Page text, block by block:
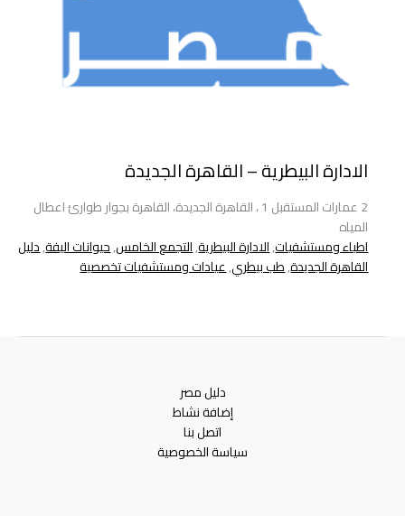
الادارة البيطرية – القاهرة الجديدة
2 عمارات المستقبل 1 ، القاهرة الجديدة، القاهرة بجوار طوارئ اعطال
المياه
اطباء ومستشفيات,الادارة البيطرية,التجمع الخامس,حيوانات اليفة,دليل
القاهرة الجديدة,طب بيطري,عيادات ومستشفيات تخصصية
دليل مصر
إضافة نشاط
اتصل بنا
سياسة الخصوصية